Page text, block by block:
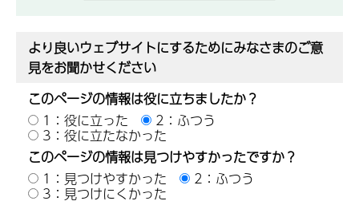
より良いウェブサイトにするためにみなさまのご意
見をお聞かせください
このページの情報は役に立ちましたか？
1：役に立った
2：ふつう
3：役に立たなかった
このページの情報は見つけやすかったですか？
1：見つけやすかった
2：ふつう
3：見つけにくかった